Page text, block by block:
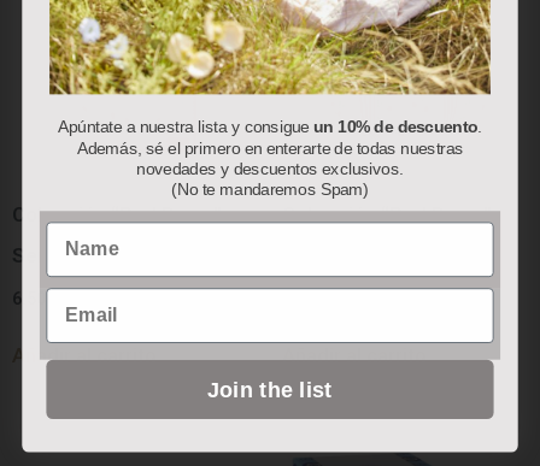
Colección “Red Berry”:
Servilletas de Papel
6.50 €
Añadir al carrito
Colección “Red Berry”:
Añadir al carrito
Apúntate a nuestra lista y consigue un 10% de descuento
Además, sé el primero en enterarte de todas nuestras
novedades y descuentos exclusivos.
(No te mandaremos Spam)
Name
Email
Join the list